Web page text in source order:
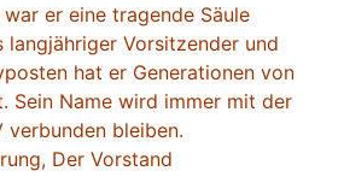
er eine tragende Säule
langjähriger Vorsitzender und
hat er Generationen von
Sein Name wird immer mit der
verbunden bleiben.
Der Vorstand